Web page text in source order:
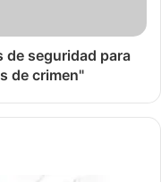
de seguridad para
de crimen"